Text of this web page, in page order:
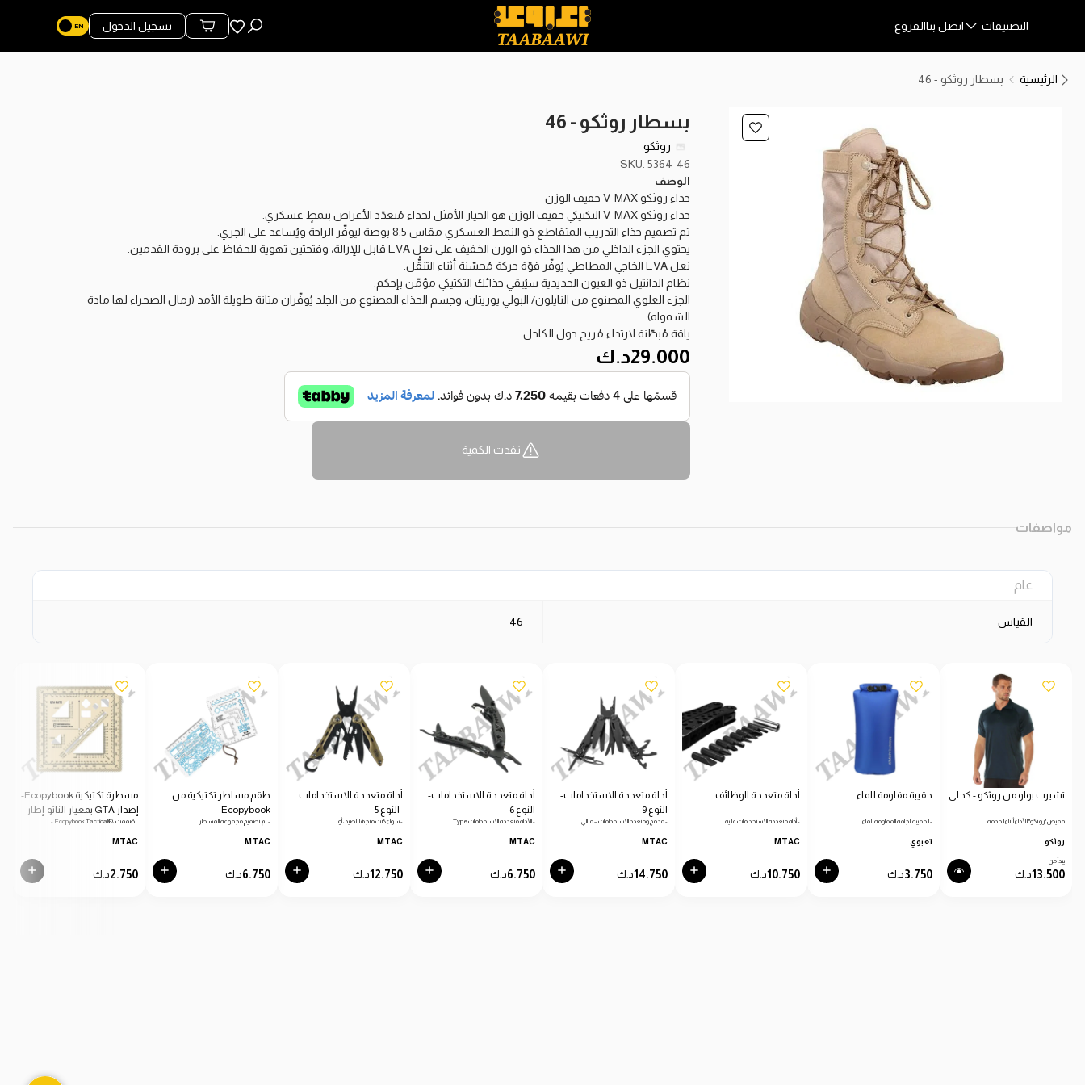
التصنيفات اتصل بناالفروع المفضلة
محتويات السلة
تسجيل الدخول
الرئيسية بسطار روثكو - 46
بسطار روثكو - 46
روثكو
SKU: 5364-46
الوصف
حذاء روثكو V-MAX خفيف الوزن
حذاء روثكو V-MAX التكتيكي خفيف الوزن هو الخيار الأمثل لحذاء مُتعدّد الأغراض بنمطٍ عسكري.
تم تصميم حذاء التدريب المتقاطع ذو النمط العسكري مقاس 8.5 بوصة ليوفّر الراحة ويُساعد على الجري.
يحتوي الجزء الداخلي من هذا الحذاء ذو الوزن الخفيف على نعل EVA قابل للإزالة، وفتحتين تهوية للحفاظ على برودة القدمين.
نعل EVA الخاجي المطاطي يُوفّر قوّة حركة مُحسّنة أثناء التنقُّل.
نظام الدانتيل ذو العيون الحديدية سيُبقي حذائك التكتيكي مؤمّن بإحكم.
الجزء العلوي المصنوع من النايلون/ البولي يوريثان، وجسم الحذاء المصنوع من الجلد يُوفّران متانة طويلة الأمد (رمال الصحراء لها مادة
الشمواه).
ياقة مُبطّنة لارتداء مُريح حول الكاحل.
29.000د.ك
نفدت الكمية
مواصفات
عام
القياس 46
تشيرت بولو من روثكو - كحلي
قميص "روثكو" للأداء أثناء الخدمة…
روثكو
يبدأ من
13.500د.ك
حقيبة مقاومة للماء
- الحقيبة الجافة المقاومة للماء…
تعبوي
3.750د.ك
أداة متعددة الوظائف
- أداة متعددة الاستخدامات عالية…
MTAC
10.750د.ك
أداة متعددة الاستخدامات-
النوع 9
- مدمج ومتعدد الاستخدامات – مثالي…
MTAC
14.750د.ك
أداة متعددة الاستخدامات-
النوع 6
- الأداة متعددة الاستخدامات Type…
MTAC
6.750د.ك
أداة متعددة الاستخدامات
-النوع 5
- سواء كنت متجهًا للصيد، أو…
MTAC
12.750د.ك
طقم مساطر تكتيكية من
Ecopybook
- تم تصميم مجموعة المساطر…
MTAC
6.750د.ك
مسطرة تكتيكية Ecopybook-
إصدار GTA بمعيار الناتو-إطار
أزرق
MTAC
2.750د.ك